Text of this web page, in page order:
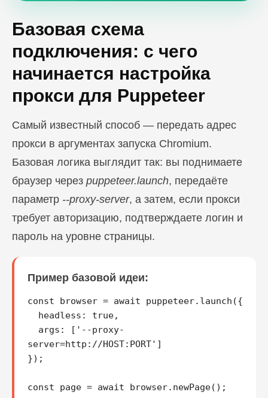
Базовая схема
подключения: с чего
начинается настройка
прокси для Puppeteer
Самый известный способ — передать адрес
прокси в аргументах запуска Chromium.
Базовая логика выглядит так: вы поднимаете
браузер через puppeteer.launch, передаёте
параметр --proxy-server, а затем, если прокси
требует авторизацию, подтверждаете логин и
пароль на уровне страницы.
Пример базовой идеи:
const browser = await puppeteer.launch({
server=http://HOST:PORT']
});
const page = await browser.newPage();